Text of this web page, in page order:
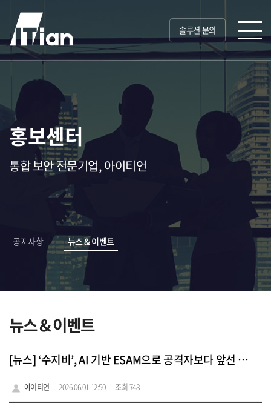
솔루션 문의
홍보센터
통합 보안 전문기업, 아이티언
공지사항 뉴스 & 이벤트
뉴스 & 이벤트
[뉴스] ‘수지비’, AI 기반 ESAM으로 공격자보다 앞선 방어 제공
아이티언 2026.06.01 12:50 조회 748